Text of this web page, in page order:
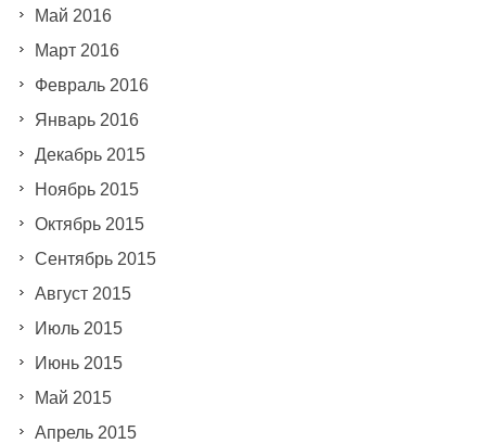
Май 2016
Март 2016
Февраль 2016
Январь 2016
Декабрь 2015
Ноябрь 2015
Октябрь 2015
Сентябрь 2015
Август 2015
Июль 2015
Июнь 2015
Май 2015
Апрель 2015